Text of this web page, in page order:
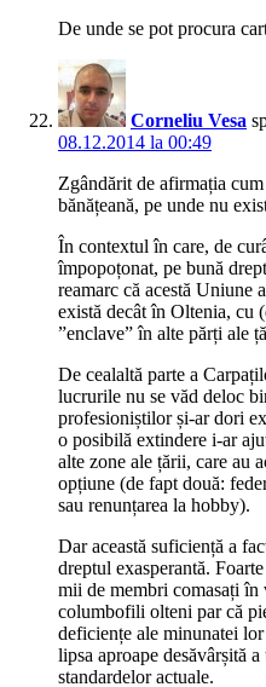
De unde se pot procura
Corneliu Vesa
08.12.2014 la 00:49
Zgândărit de afirmația
bănățeană, pe unde nu
În contextul în care, de
împopoțonat, pe bună
reamarc că acestă
există decât în Oltenia, cu
”enclave” în alte părți ale
De cealaltă parte a
lucrurile nu se văd deloc
profesioniștilor și-ar dori
o posibilă extindere i-ar
alte zone ale țării, care au
opțiune (de fapt două:
sau renunțarea la hobby).
Dar această suficiență a
dreptul exasperantă.
mii de membri comasați
columbofili olteni par că
deficiențe ale minunatei
lipsa aproape desăvârșită
standardelor actuale.